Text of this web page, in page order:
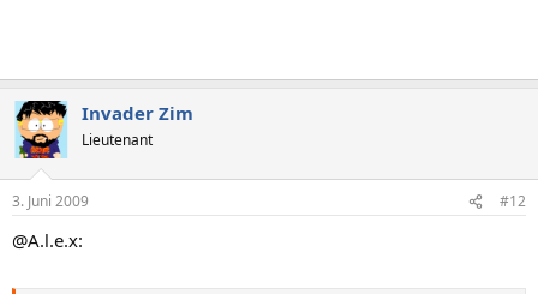
Invader Zim
Lieutenant
3. Juni 2009 #12
@A.l.e.x: